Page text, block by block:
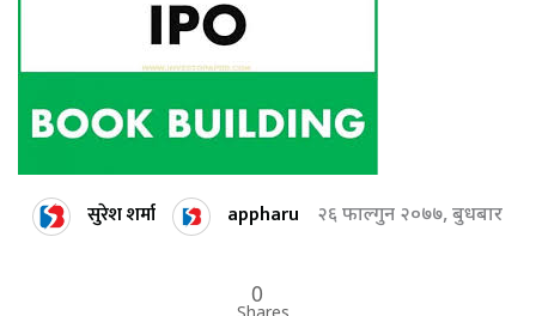
सुरेश शर्मा appharu २६ फाल्गुन २०७७, बुधबार
0